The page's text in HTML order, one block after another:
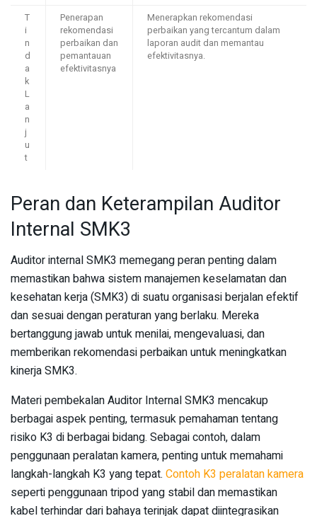
T
i
n
d
a
k
L
a
n
j
u
t
Penerapan
rekomendasi
perbaikan dan
pemantauan
efektivitasnya
Menerapkan rekomendasi
perbaikan yang tercantum dalam
laporan audit dan memantau
efektivitasnya.
Peran dan Keterampilan Auditor
Internal SMK3
Auditor internal SMK3 memegang peran penting dalam
memastikan bahwa sistem manajemen keselamatan dan
kesehatan kerja (SMK3) di suatu organisasi berjalan efektif
dan sesuai dengan peraturan yang berlaku. Mereka
bertanggung jawab untuk menilai, mengevaluasi, dan
memberikan rekomendasi perbaikan untuk meningkatkan
kinerja SMK3.
Materi pembekalan Auditor Internal SMK3 mencakup
berbagai aspek penting, termasuk pemahaman tentang
risiko K3 di berbagai bidang. Sebagai contoh, dalam
penggunaan peralatan kamera, penting untuk memahami
langkah-langkah K3 yang tepat. Contoh K3 peralatan kamera
seperti penggunaan tripod yang stabil dan memastikan
kabel terhindar dari bahaya terinjak dapat diintegrasikan